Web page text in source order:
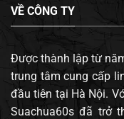
VỀ CÔNG TY
Được thành lập từ
trung tâm cung cấp
đầu tiên tại Hà Nội.
Suachua60s đã trở